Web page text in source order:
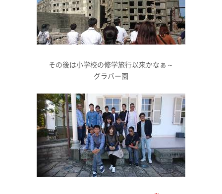
その後は小学校の修学旅行以来かなぁ～
グラバー園